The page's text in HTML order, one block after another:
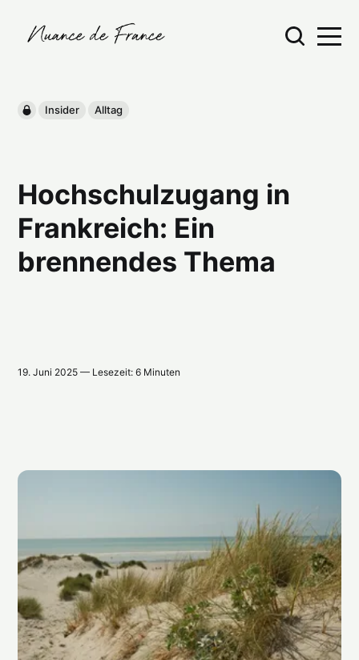
Insider Alltag
Hochschulzugang in
Frankreich: Ein
brennendes Thema
19. Juni 2025 — Lesezeit: 6 Minuten